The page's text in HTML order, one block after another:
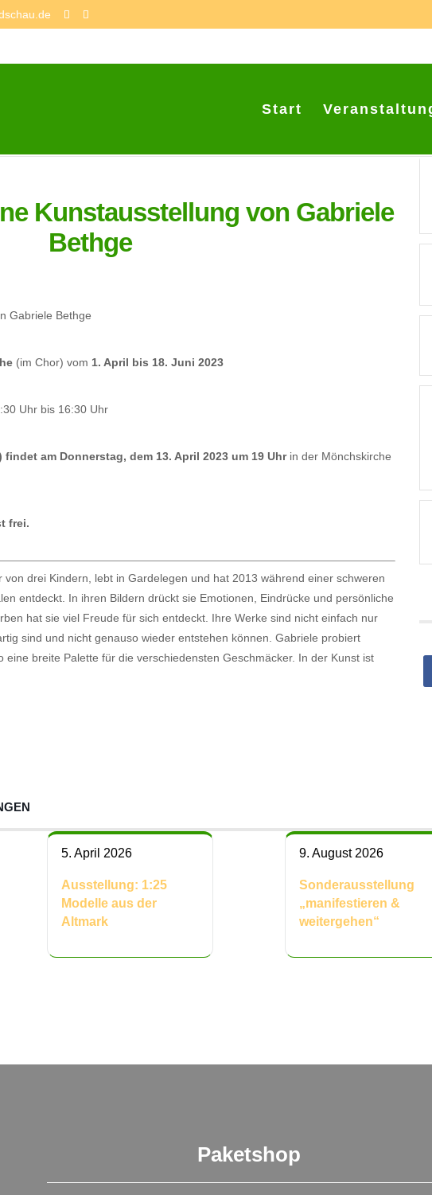
Start
Kunstausstellung von Gabriele
Bethge
Gabriele Bethge
(im Chor) vom 1. April bis 18. Juni 2023
Uhr bis 16:30 Uhr
am Donnerstag, dem 13. April 2023 um 19 Uhrin der Mönchskirche
frei.
drei Kindern, lebt in Gardelegen und hat 2013 während einer schweren
entdeckt. In ihren Bildern drückt sie Emotionen, Eindrücke und persönliche
hat sie viel Freude für sich entdeckt. Ihre Werke sind nicht einfach nur
sind und nicht genauso wieder entstehen können. Gabriele probiert
eine breite Palette für die verschiedensten Geschmäcker. In der Kunst ist
5. April 2026
Ausstellung: 1:25
Modelle aus der
Altmark
9. August 2026
Sonderausstellung
„manifestieren &
weitergehen“
Paketshop